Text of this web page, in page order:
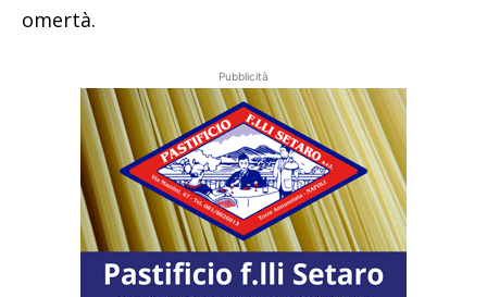
omertà.
Pubblicità